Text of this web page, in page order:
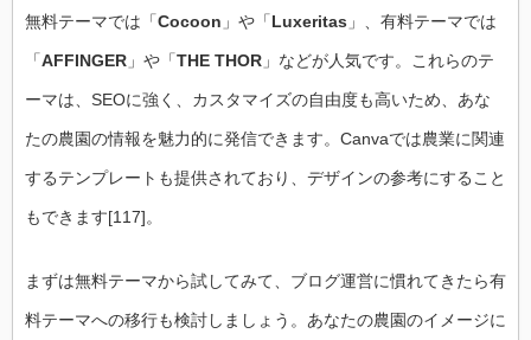
無料テーマでは「Cocoon 」や「Luxeritas 」、有料テーマでは
「AFFINGER 」や「THE THOR 」などが人気です。これらのテ
ーマは、SEOに強く、カスタマイズの自由度も高いため、あな
たの農園の情報を魅力的に発信できます。Canvaでは農業に関連
するテンプレートも提供されており、デザインの参考にすること
もできます[117]。
まずは無料テーマから試してみて、ブログ運営に慣れてきたら有
料テーマへの移行も検討しましょう。あなたの農園のイメージに